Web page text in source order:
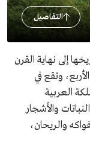
التفاصيل
إلى نهاية القرن
وتقع في
العربية
والأشجار
والريحان،